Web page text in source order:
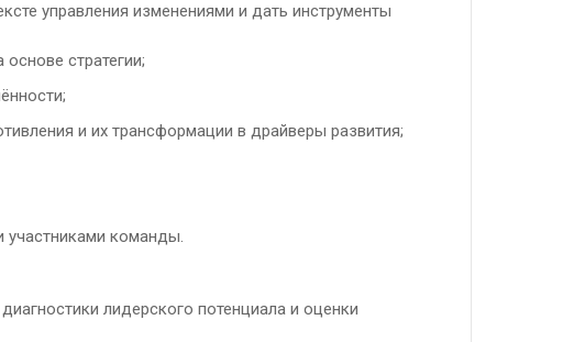
управления изменениями и дать инструменты
стратегии;
и их трансформации в драйверы развития;
участниками команды.
лидерского потенциала и оценки